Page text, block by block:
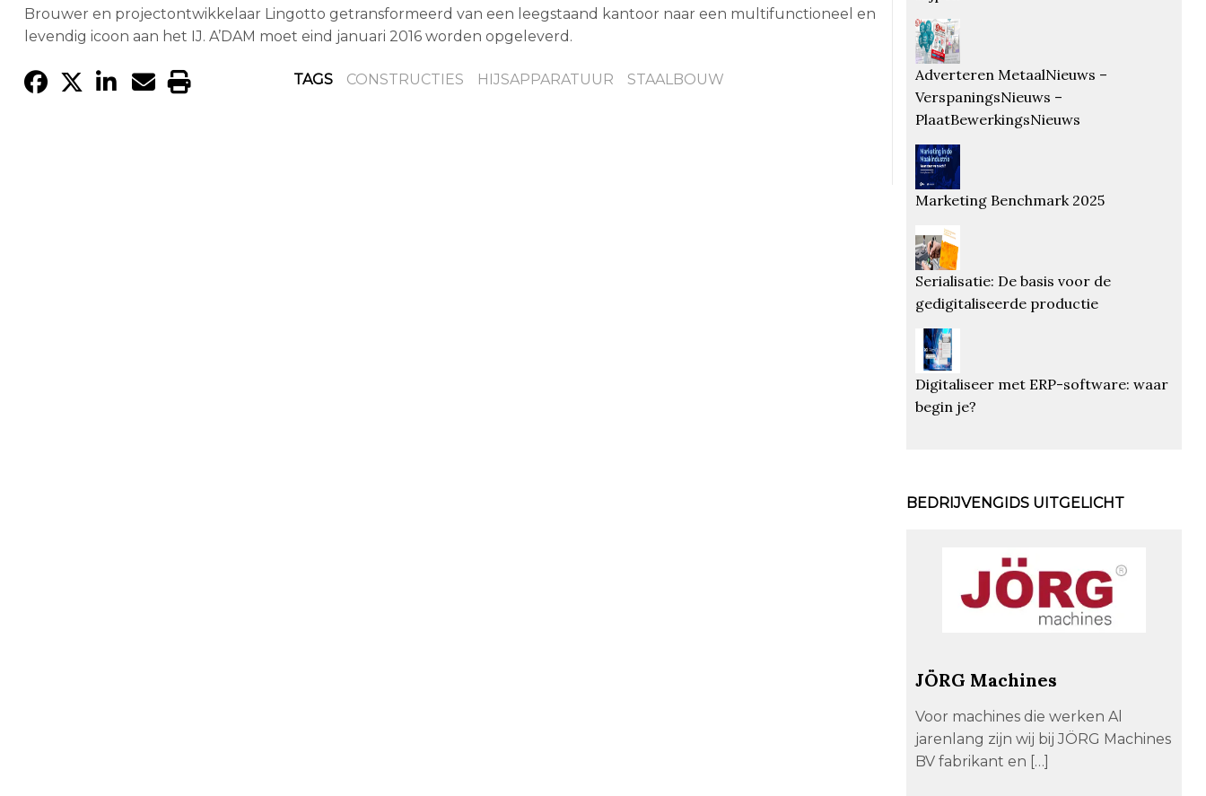
Brouwer en projectontwikkelaar Lingotto getransformeerd van een leegstaand kantoor naar een multifunctioneel en
levendig icoon aan het IJ. A’DAM moet eind januari 2016 worden opgeleverd.
TAGS CONSTRUCTIES HIJSAPPARATUUR STAALBOUW
Adverteren MetaalNieuws –
VerspaningsNieuws –
PlaatBewerkingsNieuws
Marketing Benchmark 2025
Serialisatie: De basis voor de
gedigitaliseerde productie
Digitaliseer met ERP-software: waar
begin je?
BEDRIJVENGIDS UITGELICHT
JÖRG Machines
Voor machines die werken Al
jarenlang zijn wij bij JÖRG Machines
BV fabrikant en […]